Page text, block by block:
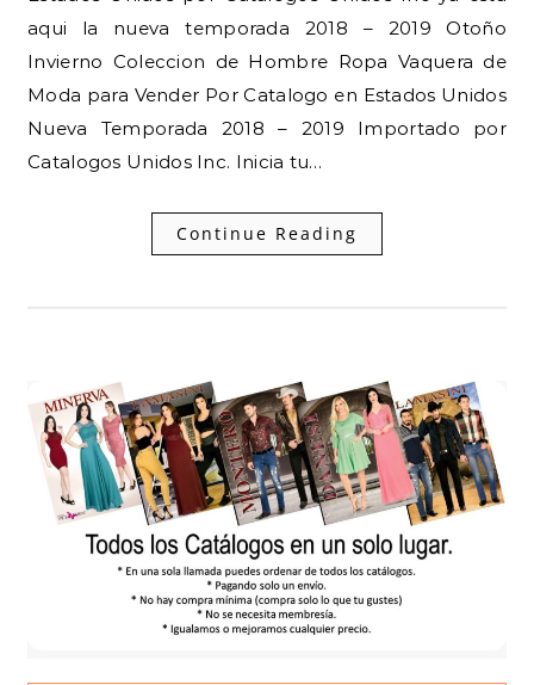
aqui la nueva temporada 2018 – 2019 Otoño
Invierno Coleccion de Hombre Ropa Vaquera de
Moda para Vender Por Catalogo en Estados Unidos
Nueva Temporada 2018 – 2019 Importado por
Catalogos Unidos Inc. Inicia tu…
Continue Reading